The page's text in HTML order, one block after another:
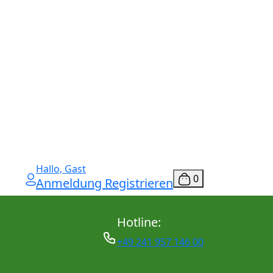
Hallo, Gast
Anmeldung Registrieren 0
Hotline:
+49 241 957 146 00